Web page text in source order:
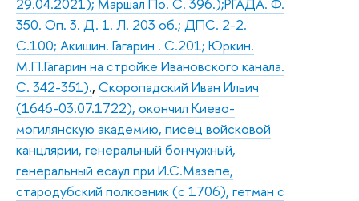
350. Оп. 3. Д. 1. Л. 203 об.; ДПС. 2-2.
С.100; Акишин. Гагарин . С.201; Юркин.
М.П.Гагарин на стройке Ивановского канала.
С. 342-351)., Скоропадский Иван Ильич
(1646-03.07.1722), окончил Киево-
могилянскую академию, писец войсковой
канцлярии, генеральный бончужный,
генеральный есаул при И.С.Мазепе,
стародубский полковник (с 1706), гетман с